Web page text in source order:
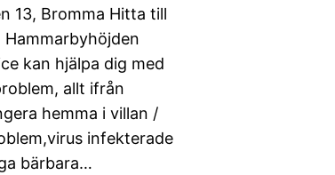
13, Bromma Hitta till
kan hjälpa dig med
allt ifrån
hemma i villan /
infekterade
bärbara…